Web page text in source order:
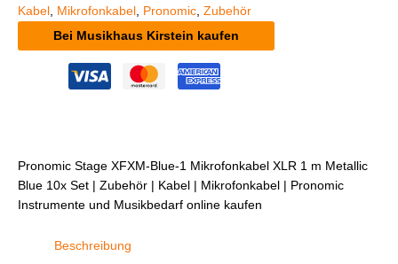
Kabel Mikrofonkabel Pronomic Zubehör
Bei Musikhaus Kirstein kaufen
Pronomic Stage XFXM-Blue-1 Mikrofonkabel XLR 1 m Metallic
Blue 10x Set | Zubehör | Kabel | Mikrofonkabel | Pronomic
Instrumente und Musikbedarf online kaufen
Beschreibung